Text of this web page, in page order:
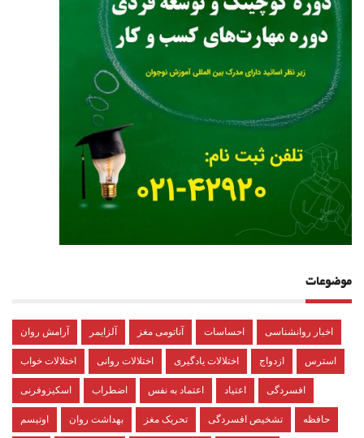
موضوعات
آرامش روان آلزایمر آناتومی مغز احساسات اخبار روانشناسی
اختلالات خواب اختلالات روانی اختلالات یادگیری ازدواج استرس
اسکیزوفرنی اضطراب اعتماد به نفس اعتیاد افسردگی
اوتیسم بهداشت روان تحریک مغز تشخیص افسردگی حافظه